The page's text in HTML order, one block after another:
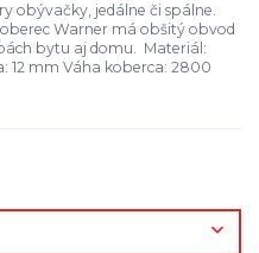
obývačky, jedálne či spálne.
Warner má obšitý obvod
bytu aj domu. Materiál:
12 mm Váha koberca: 2800